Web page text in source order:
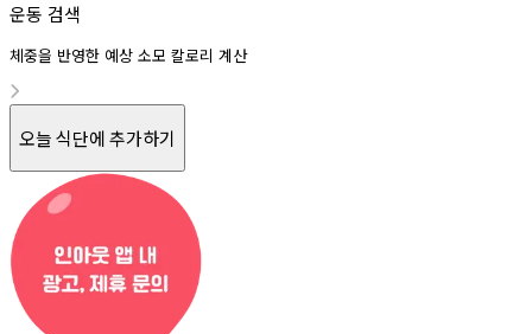
운동 검색
체중을 반영한 예상 소모 칼로리 계산
오늘 식단에 추가하기